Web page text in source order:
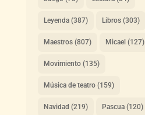
Leyenda(387) Libros(303)
Maestros(807) Micael (127)
Movimiento(135)
Música de teatro(159)
Navidad (219) Pascua(120)